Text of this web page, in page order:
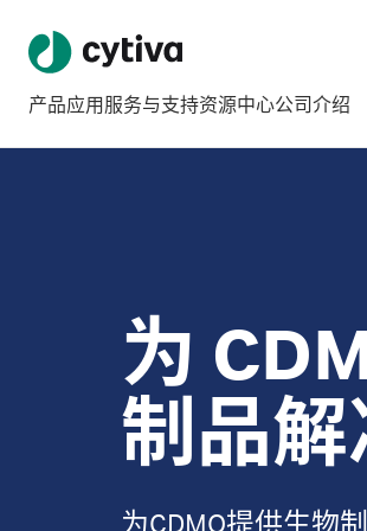
产品应用 服务与支持资源中心公司介绍
为
制品
为CDMO提供生物